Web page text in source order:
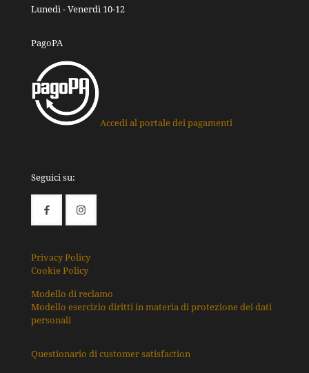
Lunedì - Venerdì 10-12
PagoPA
Accedi al portale dei pagamenti
Seguici su:
Privacy Policy
Cookie Policy
Modello di reclamo
Modello esercizio diritti in materia di protezione dei dati
personali
Questionario di customer satisfaction